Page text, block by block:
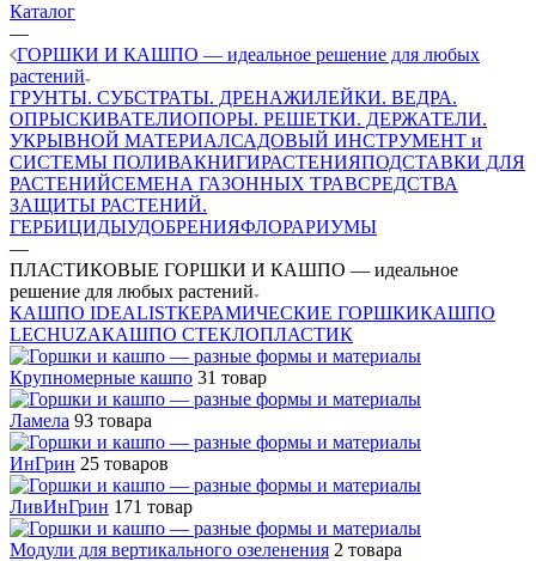
Каталог
—
ГОРШКИ И КАШПО — идеальное решение для любых
растений
ГРУНТЫ. СУБСТРАТЫ. ДРЕНАЖИЛЕЙКИ. ВЕДРА.
ОПРЫСКИВАТЕЛИОПОРЫ. РЕШЕТКИ. ДЕРЖАТЕЛИ.
УКРЫВНОЙ МАТЕРИАЛСАДОВЫЙ ИНСТРУМЕНТ и
СИСТЕМЫ ПОЛИВАКНИГИРАСТЕНИЯПОДСТАВКИ ДЛЯ
РАСТЕНИЙСЕМЕНА ГАЗОННЫХ ТРАВСРЕДСТВА
ЗАЩИТЫ РАСТЕНИЙ.
ГЕРБИЦИДЫУДОБРЕНИЯФЛОРАРИУМЫ
—
ПЛАСТИКОВЫЕ ГОРШКИ И КАШПО — идеальное
решение для любых растений
КАШПО IDEALISTКЕРАМИЧЕСКИЕ ГОРШКИКАШПО
LECHUZAКАШПО СТЕКЛОПЛАСТИК
Крупномерные кашпо 31 товар
Ламела 93 товара
ИнГрин 25 товаров
ЛивИнГрин 171 товар
Модули для вертикального озеленения 2 товара